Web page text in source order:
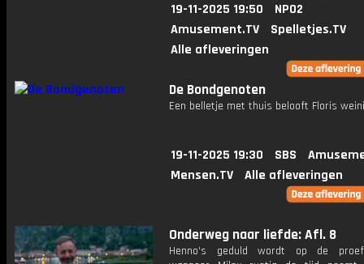
19-11-2025 19:50
NPO2
Amusement.TV
Spelletjes.TV
Alle afleveringen
De Bondgenoten
Een belletje met thuis belooft Floris
19-11-2025 19:30 SBS
Mensen.TV
Alle afleveringen
Onderweg naar liefde: Afl. 8
Henno's geduld wordt op de